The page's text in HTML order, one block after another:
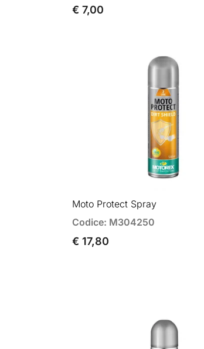
€ 7,00
Moto Protect Spray
Codice: M304250
€ 17,80